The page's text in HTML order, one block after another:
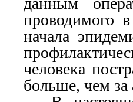
проводимого
начала
человека
больше, чем